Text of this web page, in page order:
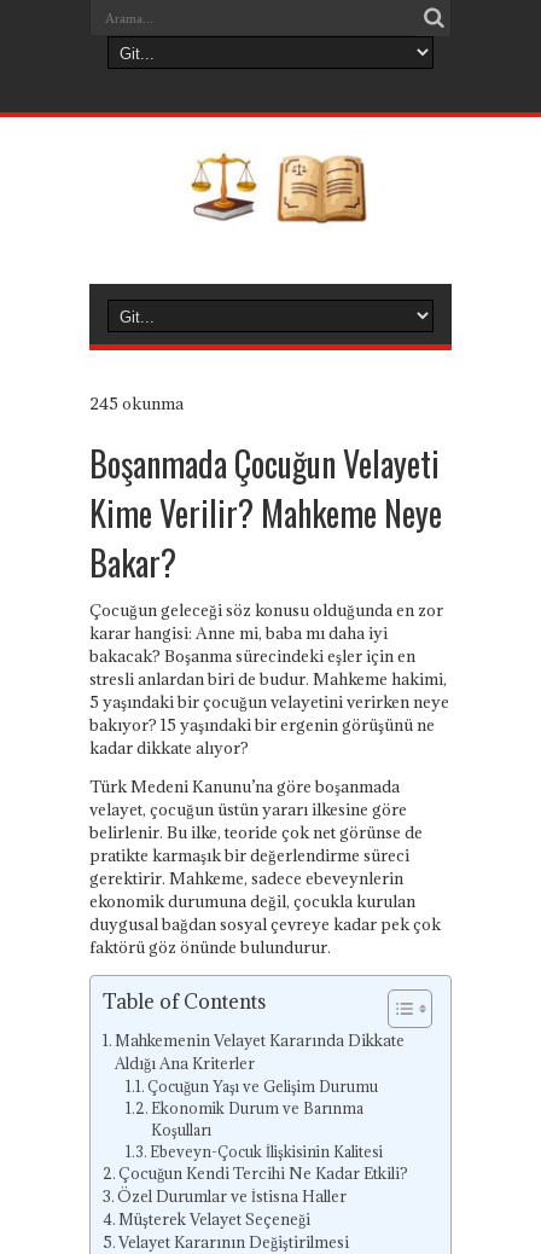
245 okunma
Boşanmada Çocuğun Velayeti
Kime Verilir? Mahkeme Neye
Bakar?
Çocuğun geleceği söz konusu olduğunda en zor
karar hangisi: Anne mi, baba mı daha iyi
bakacak? Boşanma sürecindeki eşler için en
stresli anlardan biri de budur. Mahkeme hakimi,
5 yaşındaki bir çocuğun velayetini verirken neye
bakıyor? 15 yaşındaki bir ergenin görüşünü ne
kadar dikkate alıyor?
Türk Medeni Kanunu’na göre boşanmada
velayet, çocuğun üstün yararı ilkesine göre
belirlenir. Bu ilke, teoride çok net görünse de
pratikte karmaşık bir değerlendirme süreci
gerektirir. Mahkeme, sadece ebeveynlerin
ekonomik durumuna değil, çocukla kurulan
duygusal bağdan sosyal çevreye kadar pek çok
faktörü göz önünde bulundurur.
Table of Contents
Mahkemenin Velayet Kararında Dikkate
Aldığı Ana Kriterler
Çocuğun Yaşı ve Gelişim Durumu
Ekonomik Durum ve Barınma
Koşulları
Ebeveyn-Çocuk İlişkisinin Kalitesi
Çocuğun Kendi Tercihi Ne Kadar Etkili?
Özel Durumlar ve İstisna Haller
Müşterek Velayet Seçeneği
Velayet Kararının Değiştirilmesi